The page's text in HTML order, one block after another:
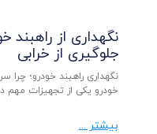
نگهداری از
جلوگیری از خرابی
نگهداری راهبند خودرو؛ چرا
خودرو یکی از تجهیزات مهم
بیشتر ...